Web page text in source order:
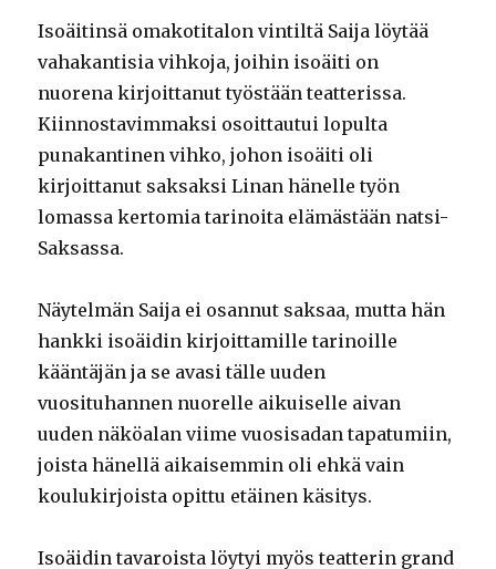
Isoäitinsä omakotitalon vintiltä Saija löytää
vahakantisia vihkoja, joihin isoäiti on
nuorena kirjoittanut työstään teatterissa.
Kiinnostavimmaksi osoittautui lopulta
punakantinen vihko, johon isoäiti oli
kirjoittanut saksaksi Linan hänelle työn
lomassa kertomia tarinoita elämästään natsi-
Saksassa.
Näytelmän Saija ei osannut saksaa, mutta hän
hankki isoäidin kirjoittamille tarinoille
kääntäjän ja se avasi tälle uuden
vuosituhannen nuorelle aikuiselle aivan
uuden näköalan viime vuosisadan tapatumiin,
joista hänellä aikaisemmin oli ehkä vain
koulukirjoista opittu etäinen käsitys.
Isoäidin tavaroista löytyi myös teatterin grand